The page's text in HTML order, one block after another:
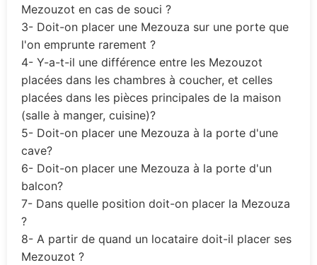
Mezouzot en cas de souci ?
3- Doit-on placer une Mezouza sur une porte que
l'on emprunte rarement ?
4- Y-a-t-il une différence entre les Mezouzot
placées dans les chambres à coucher, et celles
placées dans les pièces principales de la maison
(salle à manger, cuisine)?
5- Doit-on placer une Mezouza à la porte d'une
cave?
6- Doit-on placer une Mezouza à la porte d'un
balcon?
7- Dans quelle position doit-on placer la Mezouza
?
8- A partir de quand un locataire doit-il placer ses
Mezouzot ?